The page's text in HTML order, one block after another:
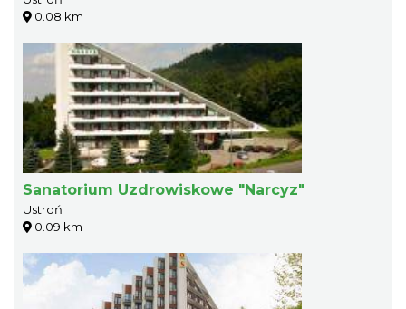
0.08 km
Sanatorium Uzdrowiskowe "Narcyz"
Ustroń
0.09 km